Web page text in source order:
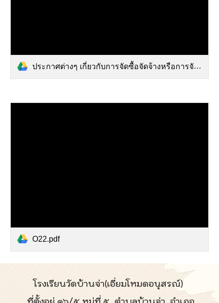
ประกาศต่างๆ เกี่ยวกับการจัดซื้อจัดจ้างหรือการจัดหาพัสดุ.pdf
O22.pdf
โรงเรียนวัดบ้านจ่า(เอี่ยมโหมดอนุสรณ์)